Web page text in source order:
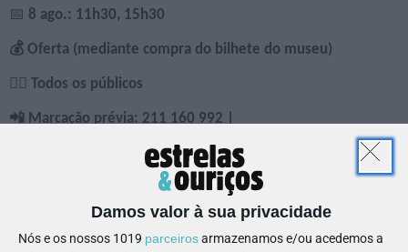
Damos valor à sua privacidade
Nós e os nossos 1019 parceirosarmazenamos e/ou acedemos a
📅 8 ago.: 11h30, 15h30
💰 Oferta (mediante compra do bilhete do museu)
🙋‍♀️ Todos os públicos
📲 Marcação prévia: 211 160 992 |
servicoeducativo@tesouroreal.com
Impressões com flores